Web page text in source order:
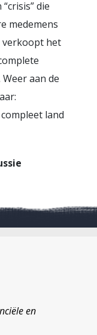
die
medemens
verkoopt het
aan de
land
en